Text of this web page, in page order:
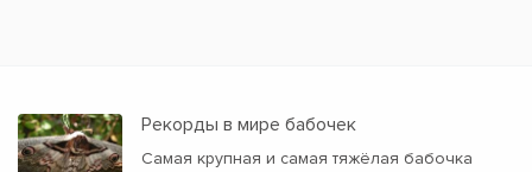
Рекорды в мире бабочек
Самая крупная и самая тяжёлая бабочка